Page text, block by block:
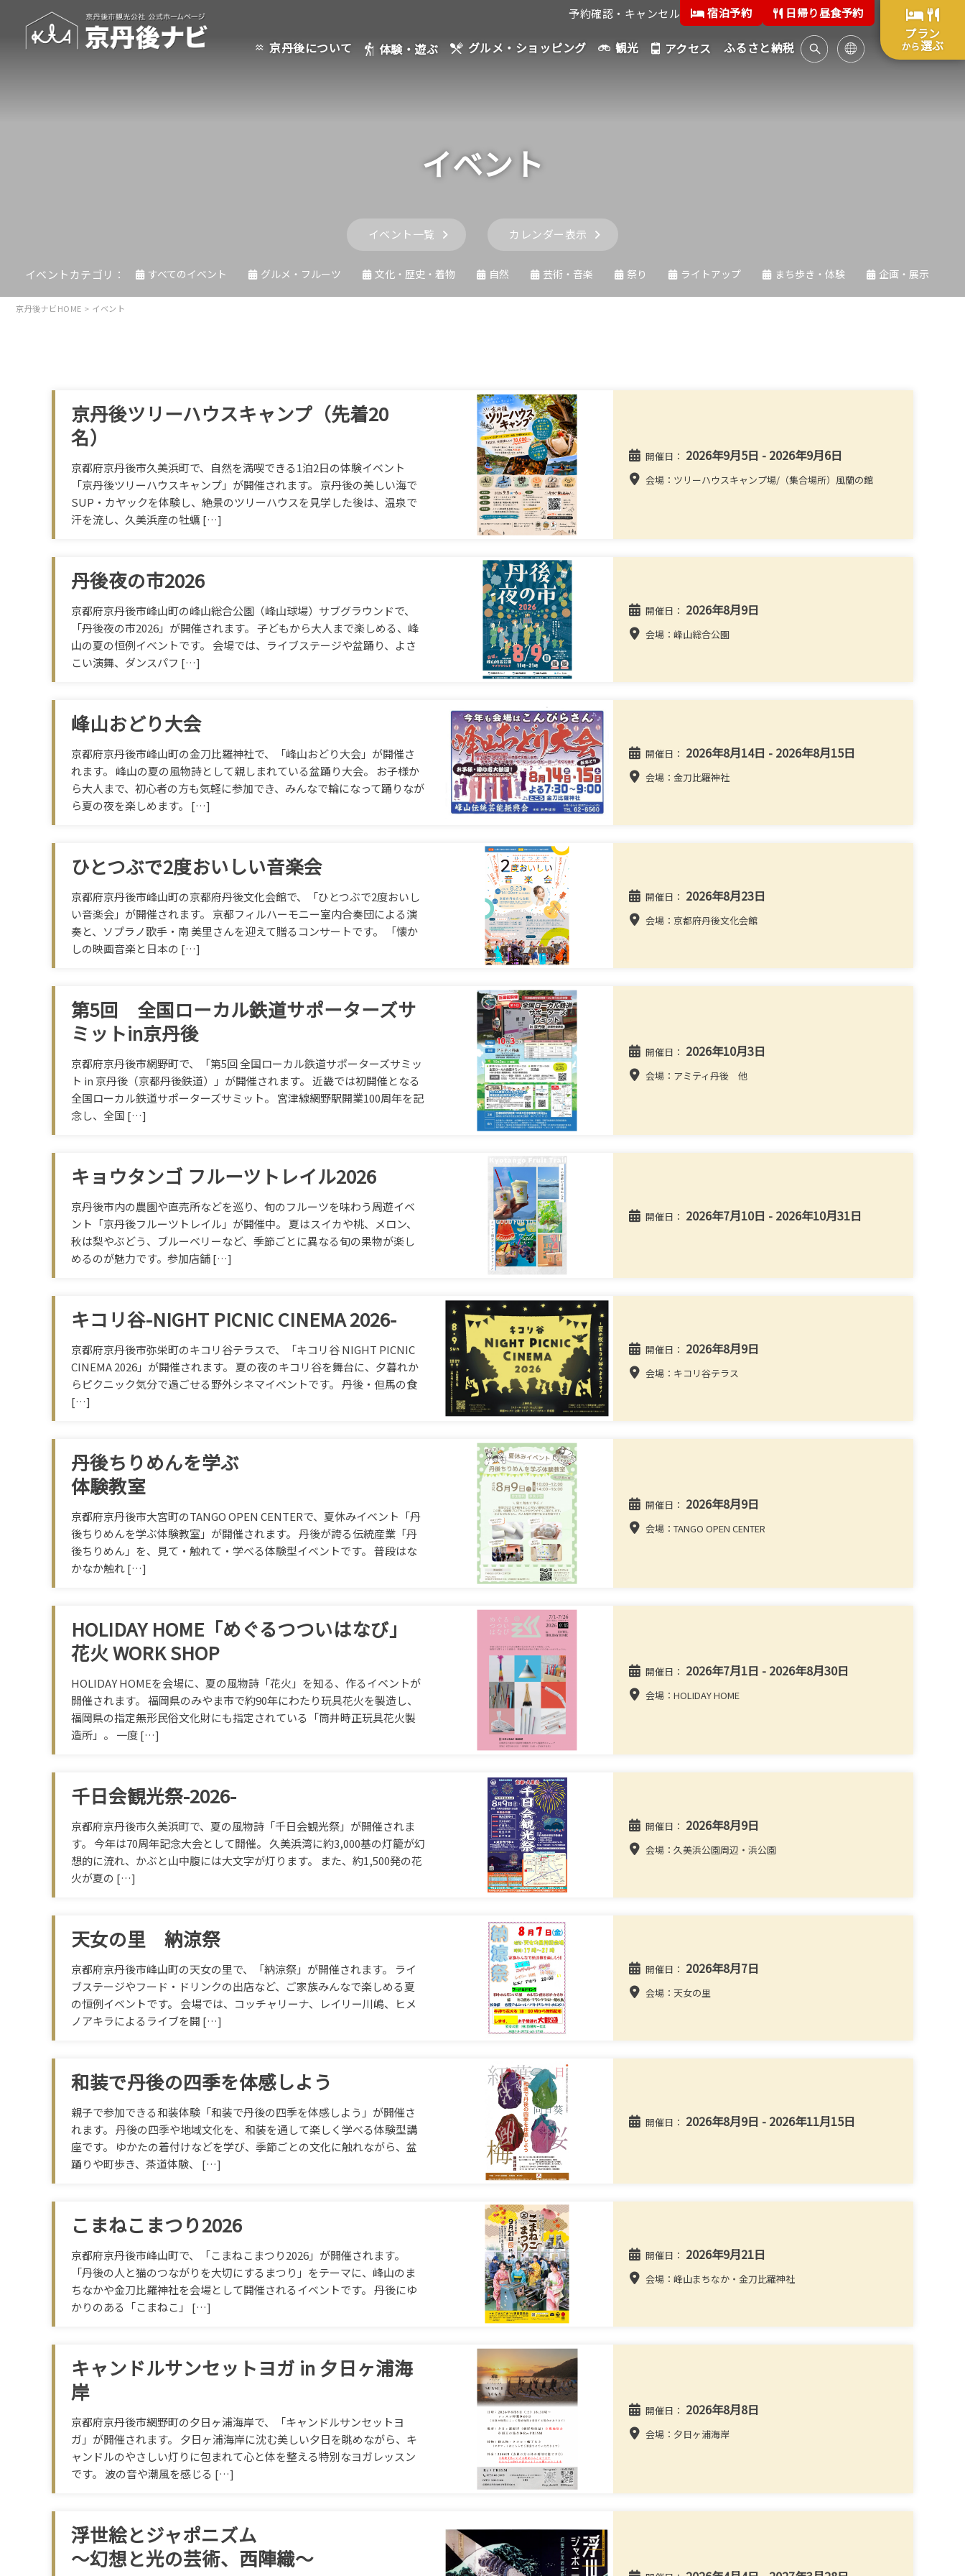
予約確認・キャンセル 宿泊予約 日帰り昼食予約
京丹後について 体験・遊ぶ グルメ・ショッピング 観光 アクセス ふるさと納税
プラン
から選ぶ
イベント
イベント一覧 カレンダー表示
イベントカテゴリ すべてのイベント グルメ・フルーツ 文化・歴史・着物 自然 芸術・音楽 祭り ライトアップ まち歩き・体験 企画・展示
京丹後ナビHOME > イベント
京丹後ツリーハウスキャンプ（先着20
名）
京都府京丹後市久美浜町で、自然を満喫できる1泊2日の体験イベント
「京丹後ツリーハウスキャンプ」が開催されます。 京丹後の美しい海で
SUP・カヤックを体験し、絶景のツリーハウスを見学した後は、温泉で
汗を流し、久美浜産の牡蠣 […]
開催日： 2026年9月5日 - 2026年9月6日
会場：ツリーハウスキャンプ場/（集合場所）風蘭の館
丹後夜の市2026
京都府京丹後市峰山町の峰山総合公園（峰山球場）サブグラウンドで、
「丹後夜の市2026」が開催されます。 子どもから大人まで楽しめる、峰
山の夏の恒例イベントです。 会場では、ライブステージや盆踊り、よさ
こい演舞、ダンスパフ […]
開催日： 2026年8月9日
会場：峰山総合公園
峰山おどり大会
京都府京丹後市峰山町の金刀比羅神社で、「峰山おどり大会」が開催さ
れます。 峰山の夏の風物詩として親しまれている盆踊り大会。 お子様か
ら大人まで、初心者の方も気軽に参加でき、みんなで輪になって踊りなが
ら夏の夜を楽しめます。 […]
開催日： 2026年8月14日 - 2026年8月15日
会場：金刀比羅神社
ひとつぶで2度おいしい音楽会
京都府京丹後市峰山町の京都府丹後文化会館で、「ひとつぶで2度おいし
い音楽会」が開催されます。 京都フィルハーモニー室内合奏団による演
奏と、ソプラノ歌手・南 美里さんを迎えて贈るコンサートです。 「懐か
しの映画音楽と日本の […]
開催日： 2026年8月23日
会場：京都府丹後文化会館
第5回 全国ローカル鉄道サポーターズサ
ミットin京丹後
京都府京丹後市網野町で、「第5回 全国ローカル鉄道サポーターズサミッ
ト in 京丹後（京都丹後鉄道）」が開催されます。 近畿では初開催となる
全国ローカル鉄道サポーターズサミット。 宮津線網野駅開業100周年を記
念し、全国 […]
開催日： 2026年10月3日
会場：アミティ丹後 他
キョウタンゴ フルーツトレイル2026
京丹後市内の農園や直売所などを巡り、旬のフルーツを味わう周遊イベ
ント「京丹後フルーツトレイル」が開催中。 夏はスイカや桃、メロン、
秋は梨やぶどう、ブルーベリーなど、季節ごとに異なる旬の果物が楽し
めるのが魅力です。参加店舗 […]
開催日： 2026年7月10日 - 2026年10月31日
キコリ谷-NIGHT PICNIC CINEMA 2026-
京都府京丹後市弥栄町のキコリ谷テラスで、「キコリ谷 NIGHT PICNIC
CINEMA 2026」が開催されます。 夏の夜のキコリ谷を舞台に、夕暮れか
らピクニック気分で過ごせる野外シネマイベントです。 丹後・但馬の食
[…]
開催日： 2026年8月9日
会場：キコリ谷テラス
丹後ちりめんを学ぶ
体験教室
京都府京丹後市大宮町のTANGO OPEN CENTERで、夏休みイベント「丹
後ちりめんを学ぶ体験教室」が開催されます。 丹後が誇る伝統産業「丹
後ちりめん」を、見て・触れて・学べる体験型イベントです。 普段はな
かなか触れ […]
開催日： 2026年8月9日
会場：TANGO OPEN CENTER
HOLIDAY HOME「めぐるつついはなび」
花火 WORK SHOP
HOLIDAY HOMEを会場に、夏の風物詩「花火」を知る、作るイベントが
開催されます。 福岡県のみやま市で約90年にわたり玩具花火を製造し、
福岡県の指定無形民俗文化財にも指定されている「筒井時正玩具花火製
造所」。 一度 […]
開催日： 2026年7月1日 - 2026年8月30日
会場：HOLIDAY HOME
千日会観光祭-2026-
京都府京丹後市久美浜町で、夏の風物詩「千日会観光祭」が開催されま
す。 今年は70周年記念大会として開催。 久美浜湾に約3,000基の灯籠が幻
想的に流れ、かぶと山中腹には大文字が灯ります。 また、約1,500発の花
火が夏の […]
開催日： 2026年8月9日
会場：久美浜公園周辺・浜公園
天女の里 納涼祭
京都府京丹後市峰山町の天女の里で、「納涼祭」が開催されます。 ライ
ブステージやフード・ドリンクの出店など、ご家族みんなで楽しめる夏
の恒例イベントです。 会場では、コッチャリーナ、レイリー川嶋、ヒメ
ノアキラによるライブを開 […]
開催日： 2026年8月7日
会場：天女の里
和装で丹後の四季を体感しよう
親子で参加できる和装体験「和装で丹後の四季を体感しよう」が開催さ
れます。 丹後の四季や地域文化を、和装を通して楽しく学べる体験型講
座です。 ゆかたの着付けなどを学び、季節ごとの文化に触れながら、盆
踊りや町歩き、茶道体験、 […]
開催日： 2026年8月9日 - 2026年11月15日
こまねこまつり2026
京都府京丹後市峰山町で、「こまねこまつり2026」が開催されます。
「丹後の人と猫のつながりを大切にするまつり」をテーマに、峰山のま
ちなかや金刀比羅神社を会場として開催されるイベントです。 丹後にゆ
かりのある「こまねこ」 […]
開催日： 2026年9月21日
会場：峰山まちなか・金刀比羅神社
キャンドルサンセットヨガ in 夕日ヶ浦海
岸
京都府京丹後市網野町の夕日ヶ浦海岸で、「キャンドルサンセットヨ
ガ」が開催されます。 夕日ヶ浦海岸に沈む美しい夕日を眺めながら、キ
ャンドルのやさしい灯りに包まれて心と体を整える特別なヨガレッスン
です。 波の音や潮風を感じる […]
開催日： 2026年8月8日
会場：夕日ヶ浦海岸
浮世絵とジャポニズム
～幻想と光の芸術、西陣織～